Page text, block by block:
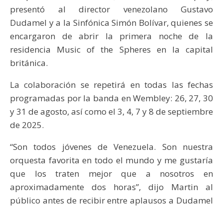
presentó al director venezolano Gustavo
Dudamel y a la Sinfónica Simón Bolívar, quienes se
encargaron de abrir la primera noche de la
residencia Music of the Spheres en la capital
británica.
La colaboración se repetirá en todas las fechas
programadas por la banda en Wembley: 26, 27, 30
y 31 de agosto, así como el 3, 4, 7 y 8 de septiembre
de 2025.
“Son todos jóvenes de Venezuela. Son nuestra
orquesta favorita en todo el mundo y me gustaría
que los traten mejor que a nosotros en
aproximadamente dos horas”, dijo Martin al
público antes de recibir entre aplausos a Dudamel